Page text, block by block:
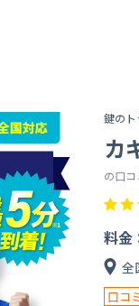
鍵のト
カ
の口
料金
全
口コ